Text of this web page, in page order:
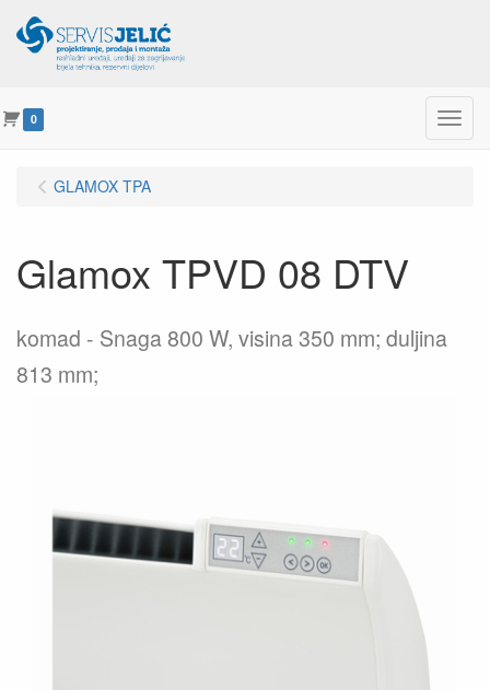
0 Menu
GLAMOX TPA
Glamox TPVD 08 DTV
komad
Snaga 800 W, visina 350 mm; duljina
813 mm;